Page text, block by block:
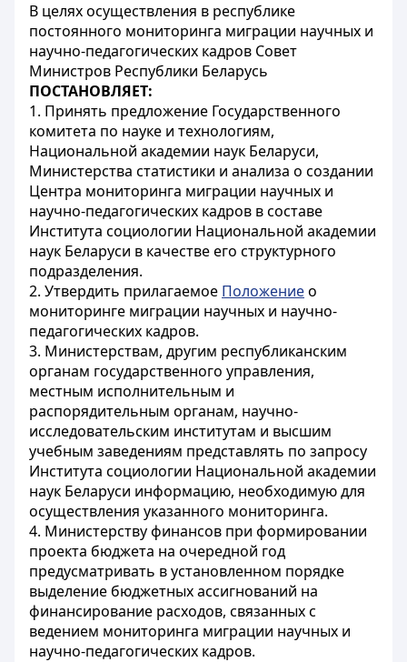
В целях осуществления в республике
постоянного мониторинга миграции научных и
научно-педагогических кадров Совет
Министров Республики Беларусь
ПОСТАНОВЛЯЕТ:
1. Принять предложение Государственного
комитета по науке и технологиям,
Национальной академии наук Беларуси,
Министерства статистики и анализа о создании
Центра мониторинга миграции научных и
научно-педагогических кадров в составе
Института социологии Национальной академии
наук Беларуси в качестве его структурного
подразделения.
2. Утвердить прилагаемое Положениео
мониторинге миграции научных и научно-
педагогических кадров.
3. Министерствам, другим республиканским
органам государственного управления,
местным исполнительным и
распорядительным органам, научно-
исследовательским институтам и высшим
учебным заведениям представлять по запросу
Института социологии Национальной академии
наук Беларуси информацию, необходимую для
осуществления указанного мониторинга.
4. Министерству финансов при формировании
проекта бюджета на очередной год
предусматривать в установленном порядке
выделение бюджетных ассигнований на
финансирование расходов, связанных с
ведением мониторинга миграции научных и
научно-педагогических кадров.